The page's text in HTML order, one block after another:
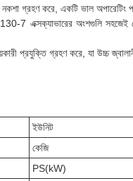
নকশা গ্রহণ করে, একটি ভাল
7 এক্সক্যাভারের অংশগুলি সহজেই
প্রযুক্তি গ্রহণ করে, যা উচ্চ
ইউনিট
কেজি
PS(kW)